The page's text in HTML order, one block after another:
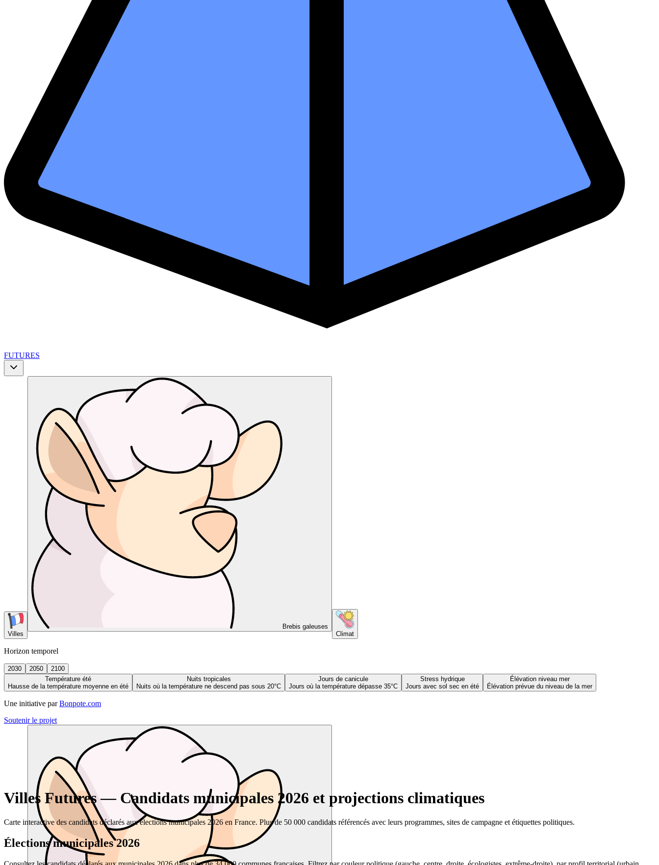
FUTURES
Villes
Brebis galeuses
Climat
Horizon temporel
2030 2050
2100
Température été
Hausse de la température moyenne en été
Nuits tropicales
Nuits où la température ne descend pas sous 20°C
Jours de canicule
Jours où la température dépasse 35°C
Stress hydrique
Jours avec sol sec en été
Élévation niveau mer
Élévation prévue du niveau de la mer
Une initiative par Bonpote.com
Soutenir le projet
Villes Futures — Candidats municipales 2026 et projections climatiques
Carte interactive des candidats déclarés aux élections municipales 2026 en France. Plus de 50 000 candidats référencés avec leurs programmes, sites de campagne et étiquettes politiques.
Élections municipales 2026